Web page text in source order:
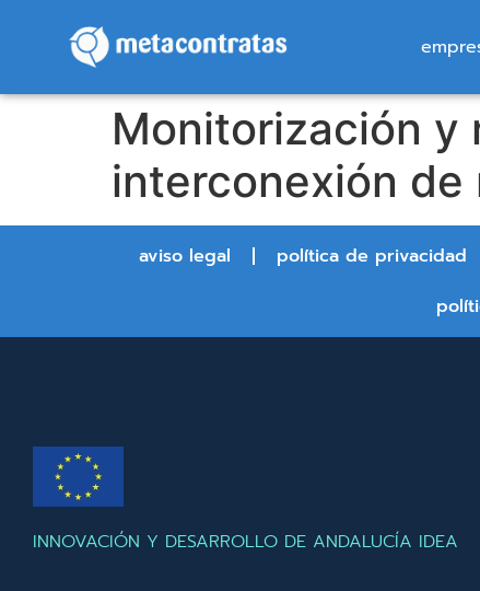
Monitorización y
interconexión de
aviso legal política de privacidad
INNOVACIÓN Y DESARROLLO DE ANDALUCÍA IDEA